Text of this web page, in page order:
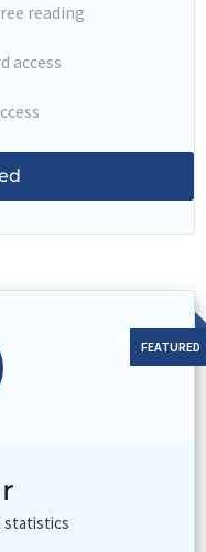
reading
access
statistics